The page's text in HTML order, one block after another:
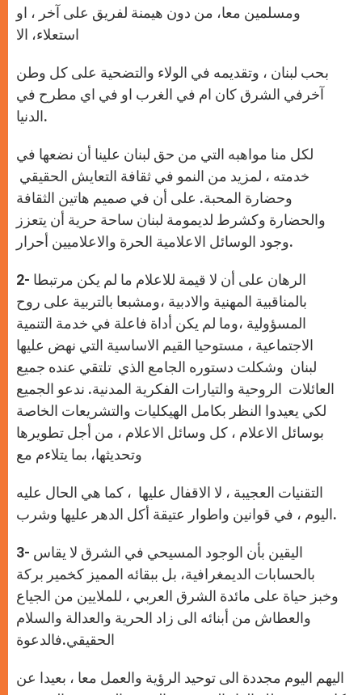
ومسلمين معا، من دون هيمنة لفريق على آخر ، او
استعلاء، الا
بحب لبنان ، وتقديمه في الولاء والتضحية على كل وطن
آخرفي الشرق كان ام في الغرب او في اي مطرح في
الدنيا.
لكل منا مواهبه التي من حق لبنان علينا أن نضعها في
خدمته ، لمزيد من النمو في ثقافة التعايش الحقيقي
وحضارة المحبة. على أن في صميم هاتين الثقافة
والحضارة وكشرط لديمومة لبنان ساحة حرية أن يتعزز
وجود الوسائل الاعلامية الحرة والاعلاميين أحرار.
2- الرهان على أن لا قيمة للاعلام ما لم يكن مرتبطا
بالمناقبية المهنية والادبية ،ومشبعا بالتربية على روح
المسؤولية ،وما لم يكن أداة فاعلة في خدمة التنمية
الاجتماعية ، مستوحيا القيم الاساسية التي نهض عليها
لبنان وشكلت دستوره الجامع الذي تلتقي عنده جميع
العائلات الروحية والتيارات الفكرية المدنية. ندعو الجميع
لكي يعيدوا النظر بكامل الهيكليات والتشريعات الخاصة
بوسائل الاعلام ، كل وسائل الاعلام ، من أجل تطويرها
وتحديثها، بما يتلاءم مع
التقنيات العجيبة ، لا الاقفال عليها ، كما هي الحال عليه
اليوم ، في قوانين واطوار عتيقة أكل الدهر عليها وشرب.
3- اليقين بأن الوجود المسيحي في الشرق لا يقاس
بالحسابات الديمغرافية، بل ببقائه المميز كخمير بركة
وخبز حياة على مائدة الشرق العربي ، للملايين من الجياع
والعطاش من أبنائه الى زاد الحرية والعدالة والسلام
الحقيقي.فالدعوة
اليهم اليوم مجددة الى توحيد الرؤية والعمل معا ، بعيدا عن